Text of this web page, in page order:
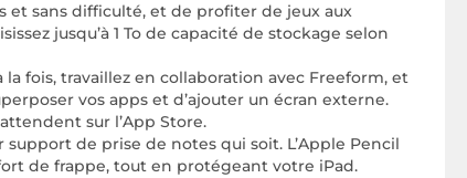
et sans difficulté, et de profiter de jeux aux
jusqu’à 1 To de capacité de stockage selon
fois, travaillez en collaboration avec Freeform, et
vos apps et d’ajouter un écran externe.
sur l’App Store.
de prise de notes qui soit. L’Apple Pencil
de frappe, tout en protégeant votre iPad.